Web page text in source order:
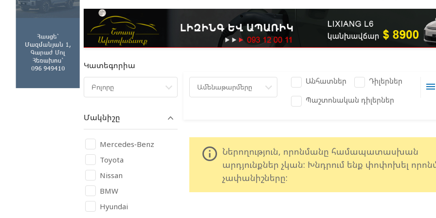
Կատեգորիա
Բոլորը
Մակնիշը
Mercedes-Benz
Toyota
Nissan
BMW
Hyundai
Ամենաթարմերը
Անհատներ
Դիլերներ
Պաշտոնական դիլերներ
menu
info_outline Ներողություն, որոնմանը համապատասխան
արդյունքներ չկան: Խնդրում ենք փոփոխել
չափանիշները: